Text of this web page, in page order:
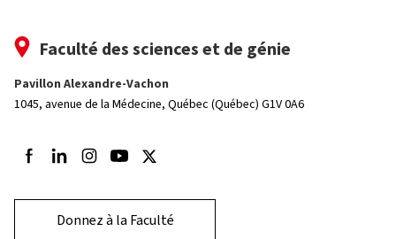
Faculté des sciences et de génie
Pavillon Alexandre-Vachon
1045, avenue de la Médecine, Québec (Québec) G1V 0A6
Suivez-nous sur Facebook
Suivez-nous sur LinkedIn
Suivez-nous sur Instagram
Suivez-nous sur Youtube
Suivez-nous sur Twitter
Donnez à la Faculté